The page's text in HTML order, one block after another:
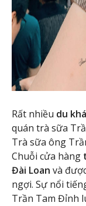
Rất nhiều du
quán trà sữa
Trà sữa ông
Chuỗi cửa hàng
Đài Loan và
ngợi. Sự nổi
Trần Tam Đỉnh